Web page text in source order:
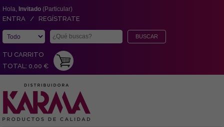
Hola, Invitado (Particular)
ENTRA / REGÍSTRATE
TU CARRITO
TOTAL: 0,00 €